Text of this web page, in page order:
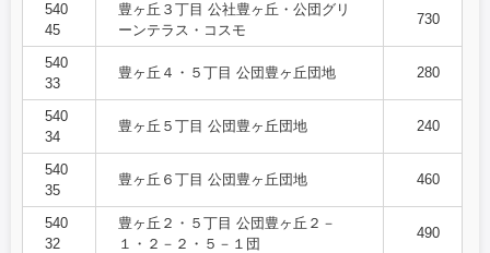
540
45
豊ヶ丘３丁目 公社豊ヶ丘・公団グリ
ーンテラス・コスモ
730
540
33
豊ヶ丘４・５丁目 公団豊ヶ丘団地 280
540
34
豊ヶ丘５丁目 公団豊ヶ丘団地 240
540
35
豊ヶ丘６丁目 公団豊ヶ丘団地 460
540
32
豊ヶ丘２・５丁目 公団豊ヶ丘２－
１・２－２・５－１団
490